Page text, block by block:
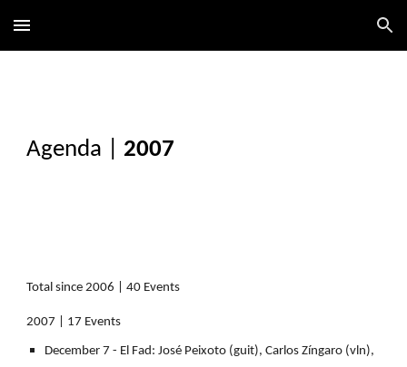
Skip to main content Skip to navigation
Agenda |2007
Total since 2006 | 40 Events
2007 | 17 Events
December 7 - El Fad: José Peixoto (guit), Carlos Zíngaro (vln),